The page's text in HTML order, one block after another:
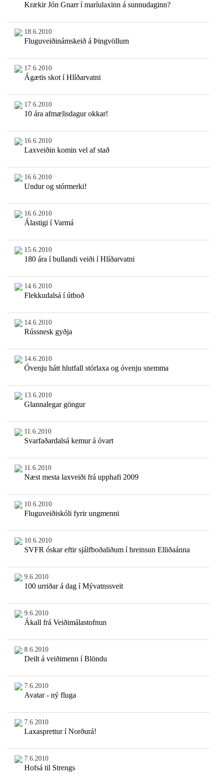
Krækir Jón Gnarr í maríulaxinn á sunnudaginn?
18.6.2010
Fluguveiðinámskeið á Þingvöllum
17.6.2010
Ágætis skot í Hlíðarvatni
17.6.2010
10 ára afmælisdagur okkar!
16.6.2010
Laxveiðin komin vel af stað
16.6.2010
Undur og stórmerki!
16.6.2010
Álastigi í Varmá
15.6.2010
180 ára í bullandi veiði í Hlíðarvatni
14.6.2010
Flekkudalsá í útboð
14.6.2010
Rússnesk gyðja
14.6.2010
Óvenju hátt hlutfall stórlaxa og óvenju snemma
13.6.2010
Glannalegar göngur
11.6.2010
Svarfaðardalsá kemur á óvart
11.6.2010
Næst mesta laxveiði frá upphafi 2009
10.6.2010
Fluguveiðiskóli fyrir ungmenni
10.6.2010
SVFR óskar eftir sjálfboðaliðum í hreinsun Elliðaánna
9.6.2010
100 urriðar á dag í Mývatnssveit
9.6.2010
Ákall frá Veiðimálastofnun
8.6.2010
Deilt á veiðimenn í Blöndu
7.6.2010
Avatar - ný fluga
7.6.2010
Laxasprettur í Norðurá!
7.6.2010
Hofsá til Strengs